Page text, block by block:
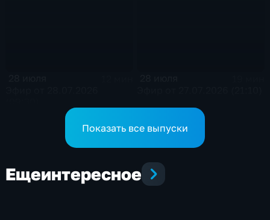
Показать все выпуски
Ещеинтересное